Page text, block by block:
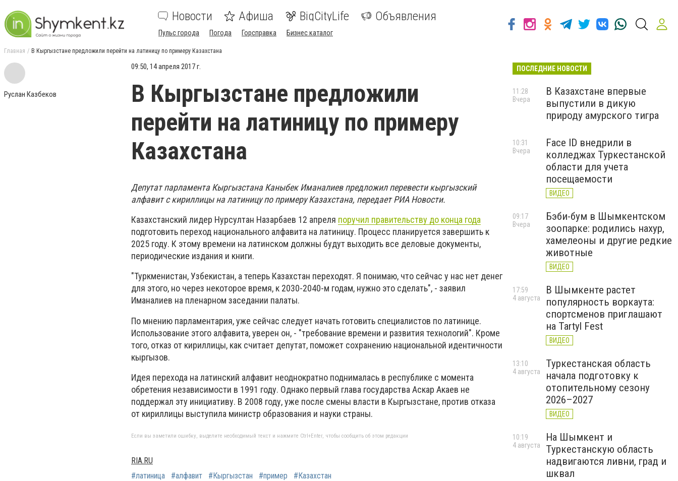
Новости Афиша BigCityLife Объявления
Пульс города Погода Горсправка Бизнес каталог
Главная В Кыргызстане предложили перейти на латиницу по примеру Казахстана
Руслан Казбеков
09:50, 14 апреля 2017 г.
В Кыргызстане предложили
перейти на латиницу по примеру
Казахстана
Депутат парламента Кыргызстана Каныбек Иманалиев предложил перевести кыргызский
алфавит с кириллицы на латиницу по примеру Казахстана, передает РИА Новости.
Казахстанский лидер Нурсултан Назарбаев 12 апреля поручил правительству до конца года
подготовить переход национального алфавита на латиницу. Процесс планируется завершить к
2025 году. К этому времени на латинском должны будут выходить все деловые документы,
периодические издания и книги.
"Туркменистан, Узбекистан, а теперь Казахстан переходят. Я понимаю, что сейчас у нас нет денег
для этого, но через некоторое время, к 2030-2040-м годам, нужно это сделать", - заявил
Иманалиев на пленарном заседании палаты.
По мнению парламентария, уже сейчас следует начать готовить специалистов по латинице.
Использование этого алфавита, уверен он, - "требование времени и развития технологий". Кроме
того, отказ от кириллицы, как считает депутат, поможет сохранению национальной идентичности
кыргызов.
Идея перехода на латинский алфавит неоднократно поднималась в республике с момента
обретения независимости в 1991 году. Однако первый глава государства Аскар Акаев не
поддержал эту инициативу. В 2008 году, уже после смены власти в Кыргызстане, против отказа
от кириллицы выступила министр образования и науки страны.
Если вы заметили ошибку, выделите необходимый текст и нажмите Ctrl+Enter, чтобы сообщить об этом редакции
RIA.RU
#латиница
#алфавит #Кыргызстан #пример #Казахстан
ПОСЛЕДНИЕ НОВОСТИ
В Казахстане впервые
выпустили в дикую
природу амурского тигра
11:28
Вчера
Face ID внедрили в
колледжах Туркестанской
области для учета
посещаемости
ВИДЕО
10:31
Вчера
Бэби-бум в Шымкентском
зоопарке: родились нахур,
хамелеоны и другие редкие
животные
ВИДЕО
09:17
Вчера
В Шымкенте растет
популярность воркаута:
спортсменов приглашают
на Tartyl Fest
ВИДЕО
17:59
4 августа
Туркестанская область
начала подготовку к
отопительному сезону
2026–2027
ВИДЕО
13:10
4 августа
На Шымкент и
Туркестанскую область
надвигаются ливни, град и
шквал
10:19
4 августа